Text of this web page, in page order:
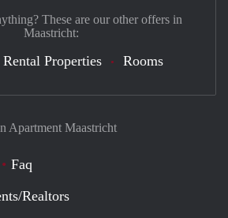
Apartment Maastricht
Faq
Realtors
These are our other offers in
Maastricht:
Rental Properties Rooms